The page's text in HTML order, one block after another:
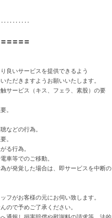
〓〓〓〓
良いサービスを提供できるよう
ただきますようお願いいたします。
サービス（キス、フェラ、素股）の要
。
などの行為。
。
る行為。
車等でのご移動。
が発覚した場合は、即サービスを中断の
フがお客様の元にお伺い致します。
ので予めご了承ください。